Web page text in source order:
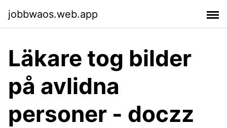
jobbwaos.web.app
Läkare tog bilder
på avlidna
personer - doczz